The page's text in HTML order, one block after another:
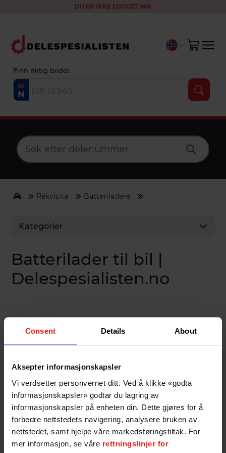
Consent Details About
Aksepter informasjonskapsler
Vi verdsetter personvernet ditt. Ved å klikke «godta
informasjonskapsler» godtar du lagring av
informasjonskapsler på enheten din. Dette gjøres for å
forbedre nettstedets navigering, analysere bruken av
nettstedet, samt hjelpe våre markedsføringstiltak. For
mer informasjon, se våre rettningslinjer for
DU ER IKKE LOGGET INN
Finn riktig bildel:
Rekvisita Batteriladere
Kategorier
Batterilader til bil |
Delespesialisten.no
Osram batterilader 8A, 12V/24V
Osram Batterycharge 908 er en svært avansert lader,